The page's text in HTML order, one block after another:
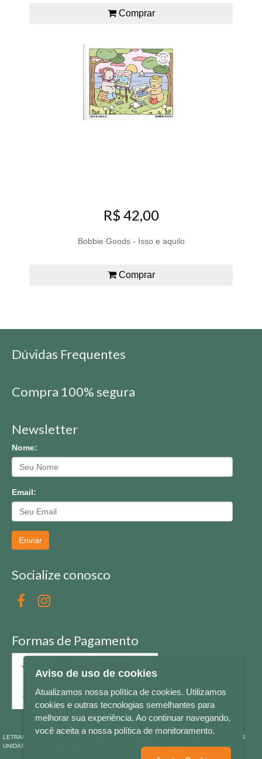
Comprar
R$ 42,00
Bobbie Goods - Isso e aquilo
Comprar
Dúvidas Frequentes
Compra 100% segura
Newsletter
Nome:
Email:
Enviar
Socialize conosco
Formas de Pagamento
LETRAS & CIA - CNPJ n° 88.587.548/0001-20 - Térreo Bourbon Shopping - AV. NAÇÕES
UNIDAS , 2001 - Lojas 1064/1065 - RIO BRANCO - - NOVO HAMBURGO - RS
Aviso de uso de cookies
Atualizamos nossa política de cookies. Utilizamos
cookies e outras tecnologias semelhantes para
melhorar sua experiência. Ao continuar navegando,
você aceita a nossa política de monitoramento.